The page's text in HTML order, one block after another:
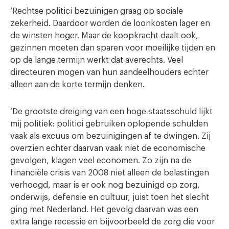
‘Rechtse politici bezuinigen graag op sociale
zekerheid. Daardoor worden de loonkosten lager en
de winsten hoger. Maar de koopkracht daalt ook,
gezinnen moeten dan sparen voor moeilijke tijden en
op de lange termijn werkt dat averechts. Veel
directeuren mogen van hun aandeelhouders echter
alleen aan de korte termijn denken.
‘De grootste dreiging van een hoge staatsschuld lijkt
mij politiek: politici gebruiken oplopende schulden
vaak als excuus om bezuinigingen af te dwingen. Zij
overzien echter daarvan vaak niet de economische
gevolgen, klagen veel economen. Zo zijn na de
financiële crisis van 2008 niet alleen de belastingen
verhoogd, maar is er ook nog bezuinigd op zorg,
onderwijs, defensie en cultuur, juist toen het slecht
ging met Nederland. Het gevolg daarvan was een
extra lange recessie en bijvoorbeeld de zorg die voor